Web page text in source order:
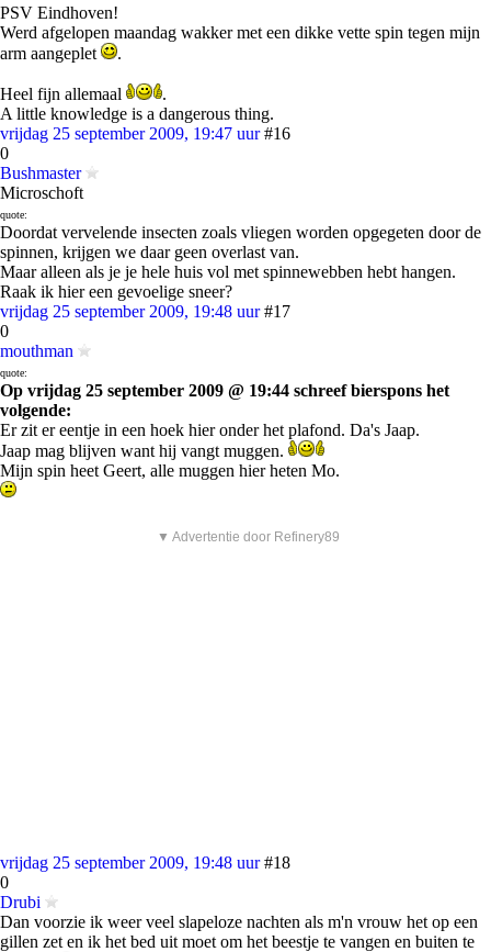
PSV Eindhoven!
Werd afgelopen maandag wakker met een dikke vette spin tegen mijn
arm aangeplet
.
Heel fijn allemaal
.
A little knowledge is a dangerous thing.
vrijdag 25 september 2009, 19:47 uur #16
0
Bushmaster
Microschoft
quote:
Doordat vervelende insecten zoals vliegen worden opgegeten door de
spinnen, krijgen we daar geen overlast van.
Maar alleen als je je hele huis vol met spinnewebben hebt hangen.
Raak ik hier een gevoelige sneer?
vrijdag 25 september 2009, 19:48 uur #17
0
mouthman
quote:
Op vrijdag 25 september 2009 @ 19:44 schreef bierspons het
volgende:
Er zit er eentje in een hoek hier onder het plafond. Da's Jaap.
Jaap mag blijven want hij vangt muggen.
Mijn spin heet Geert, alle muggen hier heten Mo.
▼ Advertentie door Refinery89
vrijdag 25 september 2009, 19:48 uur #18
0
Drubi
Dan voorzie ik weer veel slapeloze nachten als m'n vrouw het op een
gillen zet en ik het bed uit moet om het beestje te vangen en buiten te